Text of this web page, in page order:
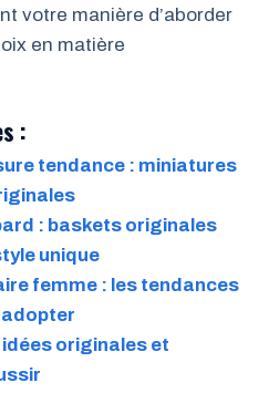
votre manière d’aborder
en matière
:
tendance : miniatures
: baskets originales
unique
femme : les tendances
originales et